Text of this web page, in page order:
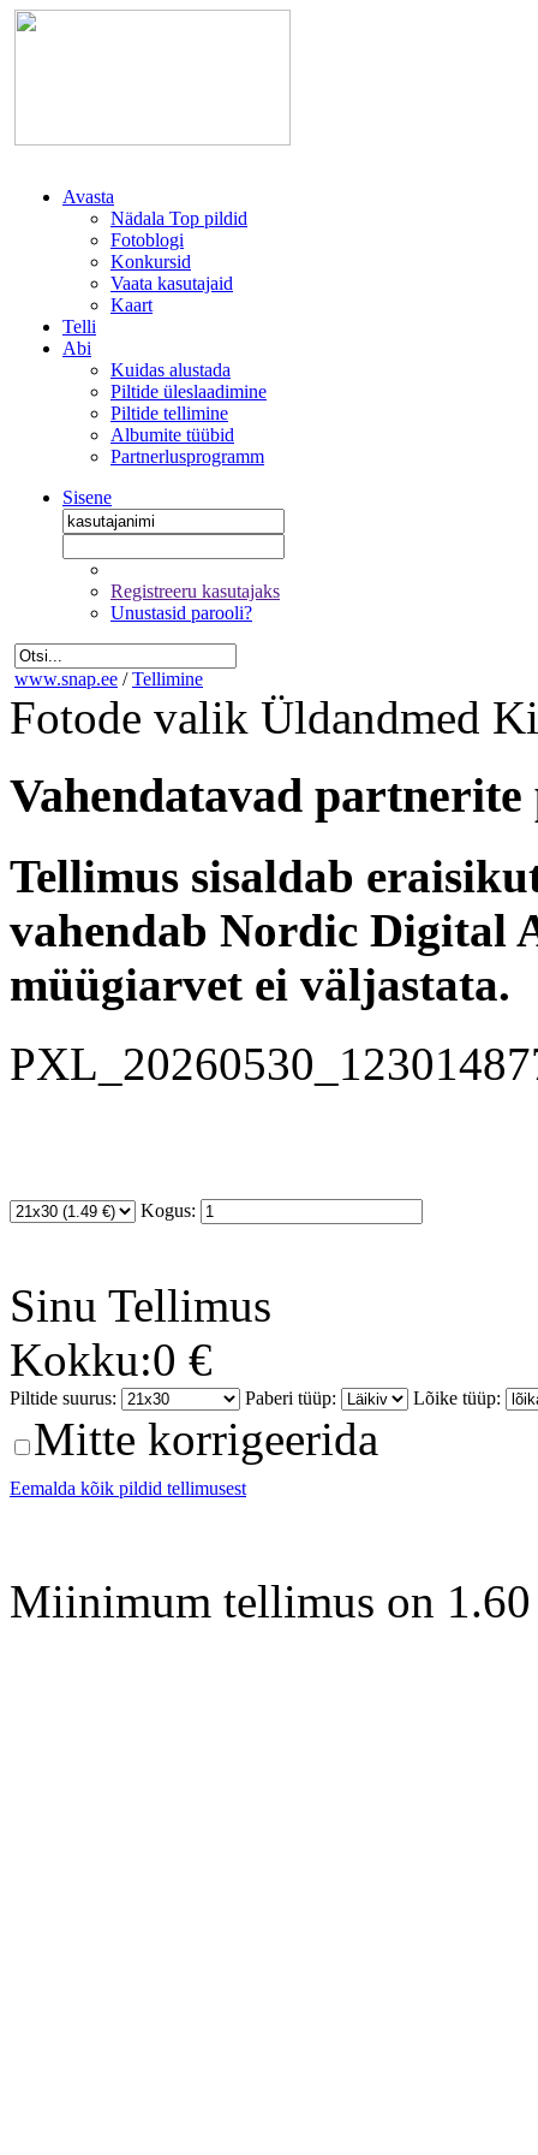
Avasta
Nädala Top pildid
Fotoblogi
Konkursid
Vaata kasutajaid
Kaart
Telli
Abi
Kuidas alustada
Piltide üleslaadimine
Piltide tellimine
Albumite tüübid
Partnerlusprogramm
Sisene
Registreeru kasutajaks
Unustasid parooli?
www.snap.ee / Tellimine
Fotode valik Üldandmed
Vahendatavad
Tellimus sisaldab
vahendab Nordic Digital
müügiarvet ei väljastata.
Kogus:
Sinu Tellimus
Kokku:0 €
Piltide suurus: Paberi tüüp: Lõike tüüp:
Mitte korrigeerida
Eemalda kõik pildid tellimusest
Miinimum tellimus on